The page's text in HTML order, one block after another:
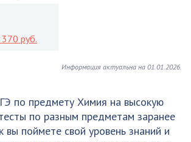
370 руб.
Информация актуальна на 01.01.2026.
по предмету Химия на высокую
по разным предметам заранее
вы поймете свой уровень знаний и